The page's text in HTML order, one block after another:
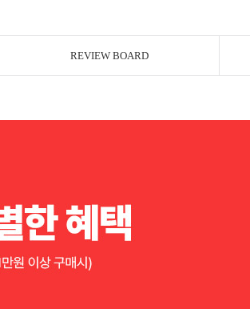
REVIEW BOARD